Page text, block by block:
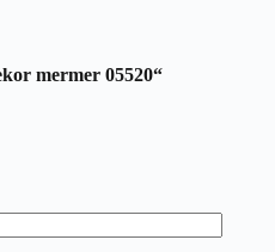
mermer 05520“